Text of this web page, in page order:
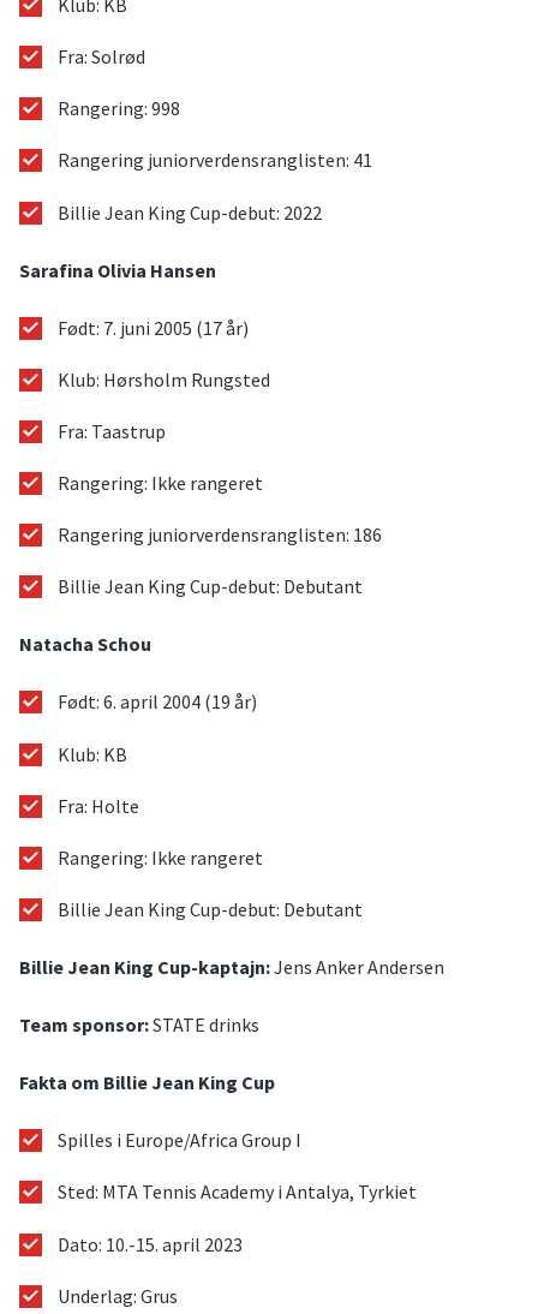
Fra: Solrød
Rangering: 998
Rangering juniorverdensranglisten: 41
Billie Jean King Cup-debut: 2022
Sarafina Olivia Hansen
Født: 7. juni 2005 (17 år)
Klub: Hørsholm Rungsted
Fra: Taastrup
Rangering: Ikke rangeret
Rangering juniorverdensranglisten: 186
Billie Jean King Cup-debut: Debutant
Natacha Schou
Født: 6. april 2004 (19 år)
Klub: KB
Fra: Holte
Rangering: Ikke rangeret
Billie Jean King Cup-debut: Debutant
Billie Jean King Cup-kaptajn:Jens Anker Andersen
Team sponsor:STATE drinks
Fakta om Billie Jean King Cup
Spilles i Europe/Africa Group I
Sted: MTA Tennis Academy i Antalya, Tyrkiet
Dato: 10.-15. april 2023
Underlag: Grus